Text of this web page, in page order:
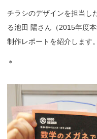
チラシのデザインを担当し
る池田 陽さん（2015年度
制作レポートを紹介します。
＊